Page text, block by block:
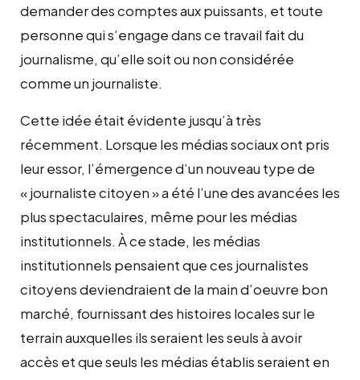
demander des comptes aux puissants, et toute
personne qui s’engage dans ce travail fait du
journalisme, qu’elle soit ou non considérée
comme un journaliste.
Cette idée était évidente jusqu’à très
récemment. Lorsque les médias sociaux ont pris
leur essor, l’émergence d’un nouveau type de
« journaliste citoyen » a été l’une des avancées les
plus spectaculaires, même pour les médias
institutionnels. À ce stade, les médias
institutionnels pensaient que ces journalistes
citoyens deviendraient de la main d’oeuvre bon
marché, fournissant des histoires locales sur le
terrain auxquelles ils seraient les seuls à avoir
accès et que seuls les médias établis seraient en